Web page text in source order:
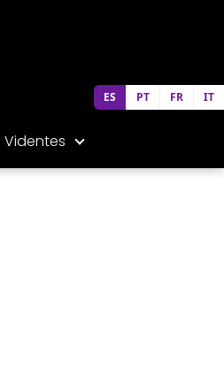
Videntes
ES PT FR IT